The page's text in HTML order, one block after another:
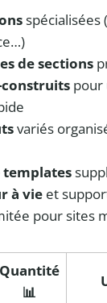
spécialisées
de sections
construits pour
variés
templates
à vie et
pour sites
Quantité
📊